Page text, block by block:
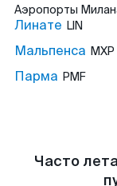
Аэропорты
Линате LIN
Мальпенса MXP
Парма PMF
Часто